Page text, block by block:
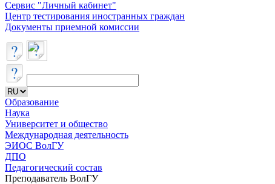
Сервис "Личный кабинет"
Центр тестирования иностранных граждан
Документы приемной комиссии
Образование
Наука
Университет и общество
Международная деятельность
ЭИОС ВолГУ
ДПО
Педагогический состав
Преподаватель ВолГУ